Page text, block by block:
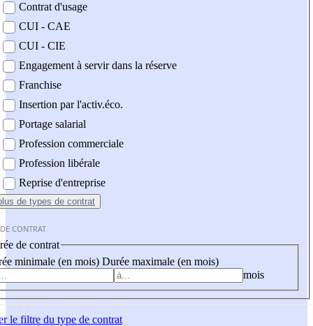
Contrat d'usage
CUI - CAE
CUI - CIE
Engagement à servir dans la réserve
Franchise
Insertion par l'activ.éco.
Portage salarial
Profession commerciale
Profession libérale
Reprise d'entreprise
de types de contrat
CONTRAT
de contrat
minimale (en mois) Durée maximale (en mois)
mois
le filtre du type de contrat